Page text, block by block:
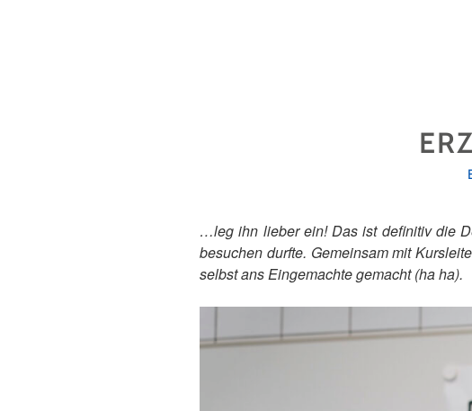
…leg ihn lieber ein! Das ist definitiv die
besuchen durfte. Gemeinsam mit
selbst ans Eingemachte gemacht (ha ha).